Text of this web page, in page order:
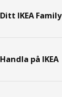
Ditt IKEA Family
Handla på IKEA